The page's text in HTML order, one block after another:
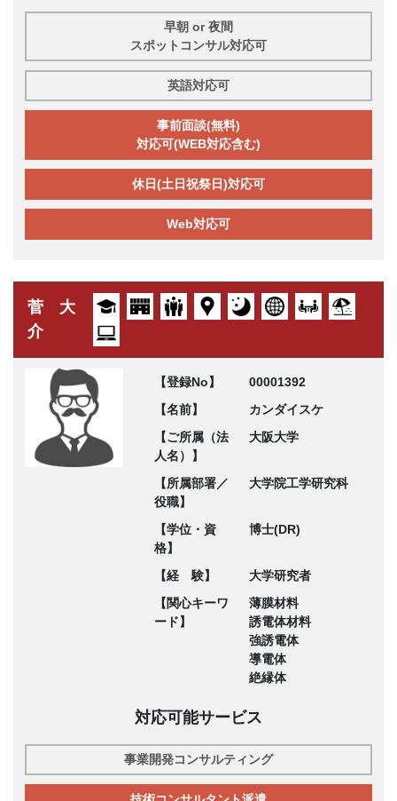
早朝 or 夜間
スポットコンサル対応可
英語対応可
事前面談(無料)
対応可(WEB対応含む)
休日(土日祝祭日)対応可
Web対応可
菅 大
介
【登録No】
00001392
【名前】
カンダイスケ
【ご所属（法
人名）】
大阪大学
【所属部署／
役職】
大学院工学研究科
【学位・資
格】
博士(DR)
【経 験】
大学研究者
【関心キーワ
ード】
薄膜材料
誘電体材料
強誘電体
導電体
絶縁体
対応可能サービス
事業開発コンサルティング